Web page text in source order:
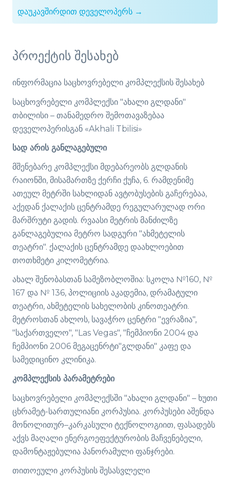
დაუკავშირდით დეველოპერს →
პროექტის შესახებ
ინფორმაცია საცხოვრებელი კომპლექსის შესახებ
საცხოვრებელი კომპლექსი "ახალი გლდანი"
თბილისი – თანამედრო შემოთავაზებაა
დეველოპერისგან «Akhali Tbilisi»
სად არის განლაგებული
მშენებარე კომპლექსი მდებარეობს გლდანის
რაიონში, მისამართზე ქერჩი ქუჩა, 6. რამდენიმე
ათეულ მეტრში სახლიდან ავტობუსების გაჩერებაა,
აქედან ქალაქის ცენტრამდე რეგულარულად ორი
მარშრუტი გადის. რვაასი მეტრის მანძილზე
განლაგებულია მეტრო სადგური "ახმეტელის
თეატრი". ქალაქის ცენტრამდე დაახლოებით
თოთხმეტი კილომეტრია.
ახალ შენობასთან სამეზობლოშია: სკოლა №160, №
167 და № 136, პოლიციის აკადემია, დრამატული
თეატრი, ახმეტელის სახელობის კინოთეატრი.
მეტროსთან ახლოს, სავაჭრო ცენტრი "ევრაზია",
"საქართველო", "Las Vegas", "ჩემპიონი 2004 და
ჩემპიონი 2006 მეგაცენრტი"გლდანი" კაფე და
სამედიცინო კლინიკა.
კომპლექსის პარამეტრები
საცხოვრებელი კომპლექსში "ახალი გლდანი" – ხუთი
ცხრამეტ-სართულიანი კორპუსია. კორპუსები აშენდა
მონოლითურ–კარკასული ტექნოლოგიით, ფასადებს
აქვს მაღალი ენერგოეფექტურობის მაჩვენებელი,
დამონტაჟებულია პანორამული ფანჯრები.
თითოეული კორპუსის შესასვლელი